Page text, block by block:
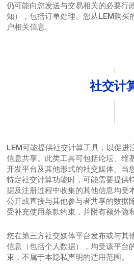
仍可能向您发送与交易相关的必要行
知），包括订单处理、您从LEM购买
户相关信息。
社交计
LEM可能提供社交计算工具，以促进
信息共享。此类工具可包括论坛、维
开发平台及其他形式的社交媒体。当
特定社交计算功能时，可能需要提供
据及注册过程中收集的其他信息均受
公开或直接与其他参与者共享的数据
受补充使用条款约束，并附有额外隐
您在第三方社交媒体平台发布或与其
信息（包括个人数据），均受该平台
束，不属于本隐私声明的适用范围。